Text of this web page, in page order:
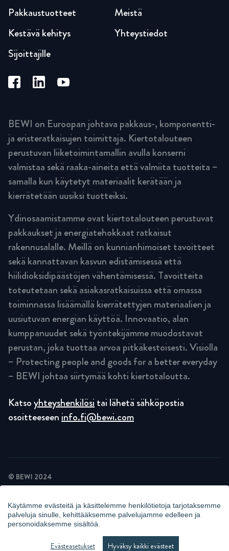
Käytämme evästeitä ja käsittelemme henkilötietoja tarjotaksemme
palveluja sinulle, kehittääksemme palvelujamme edelleen ja
personoidaksemme sisältöä.
Evästeasetukset Hyväksy kaikki evästeet
Pakkaustuotteet
Kestävä kehitys
Sijoittajille
Meistä
Yhteystiedot
BEWI on Euroopan johtava pakkaus-, komponentti-
ja eristeratkaisujen toimittaja. Kiertotalouteen
perustuvan liiketoimintamallin avulla konserni
valmistaa sekä raaka-aineita että valmiita tuotteita –
samalla kun käytetyt materiaalit kerätään ja
kierrätetään uusiksi tuotteiksi.
Ydinosaamistamme ovat kiertotalouteen perustuvat
pakkaukset ja energiatehokkaat ratkaisut
rakennusalalle. Meillä on kunnianhimoiset tavoitteet
sekä kannattavan kasvun edistämisessä että
hiilidioksidipäästöjen vähentämisessä. Tavoitteita
toteutetaan sekä asiakasratkaisuissa että omassa
toiminnassa lisäämällä kierrätettyjen materiaalien ja
uusiutuvan energian käyttöä. Innovaatio, alan
kumppanuudet sekä työntekijämme muodostavat
perustan, joka tuottaa arvoa pitkäkestoisesti. Visiolla
– Protecting people and goods for a better everyday
– BEWI johtaa siirtymää kohti kiertotaloutta.
Katsoyhteyshenkilösi tai lähetä sähköpostia
osoitteeseen info.fi@bewi.com
© BEWI 2024
TIETOSUOJASELOSTE
UUTISKIRJEIDEN TIETOSUOJAKÄYTÄNTÖ
KAMERAVALVONTAILMOITUS
HALLITSE EVÄSTEITÄ